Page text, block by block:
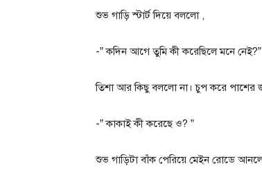
শুভ গাড়ি স্টার্ট দিয়ে বললো ,
-” কদিন আগে তুমি কী করেছিলে মনে নেই?”
তিশা আর কিছু বললো না। চুপ করে পাশের
-” কাকাই কী করেছে ও? ”
শুভ গাড়িটা বাঁক পেরিয়ে মেইন রোডে